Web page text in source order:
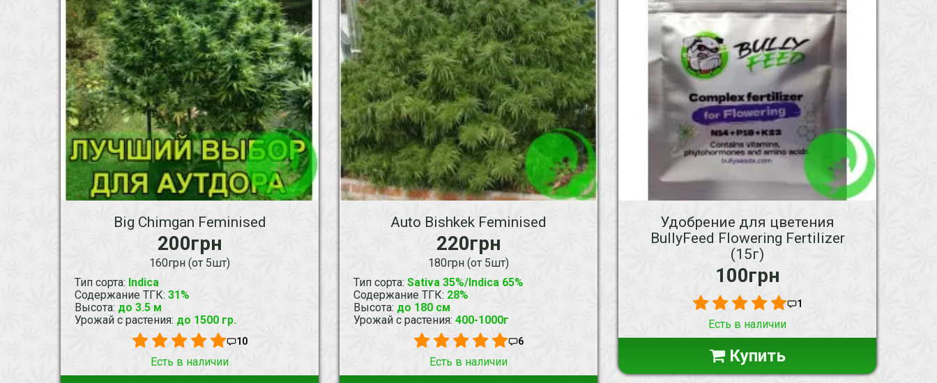
Big Chimgan Feminised
200грн
160грн (от 5шт)
Тип сорта: Indica
Содержание ТГК: 31%
Высота: до 3.5 м
Урожай с растения: до 1500 гр.
10
Есть в наличии
Auto Bishkek Feminised
220грн
180грн (от 5шт)
Тип сорта: Sativa 35%/Indica 65%
Содержание ТГК: 28%
Высота: до 180 см
Урожай с растения: 400-1000г
6
Есть в наличии
Удобрение для цветения
BullyFeed Flowering Fertilizer
(15г)
100грн
1
Есть в наличии
Купить